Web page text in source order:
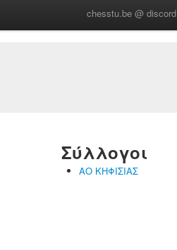
chesstu.be @ discord
Σύλλογοι
ΑΟ ΚΗΦΙΣΙΑΣ